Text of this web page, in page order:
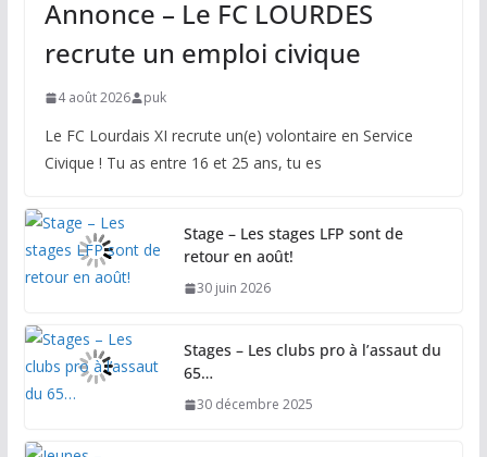
Annonce – Le FC LOURDES
recrute un emploi civique
4 août 2026 puk
Le FC Lourdais XI recrute un(e) volontaire en Service
Civique ! Tu as entre 16 et 25 ans, tu es
Stage – Les stages LFP sont de
retour en août!
30 juin 2026
Stages – Les clubs pro à l’assaut du
65…
30 décembre 2025